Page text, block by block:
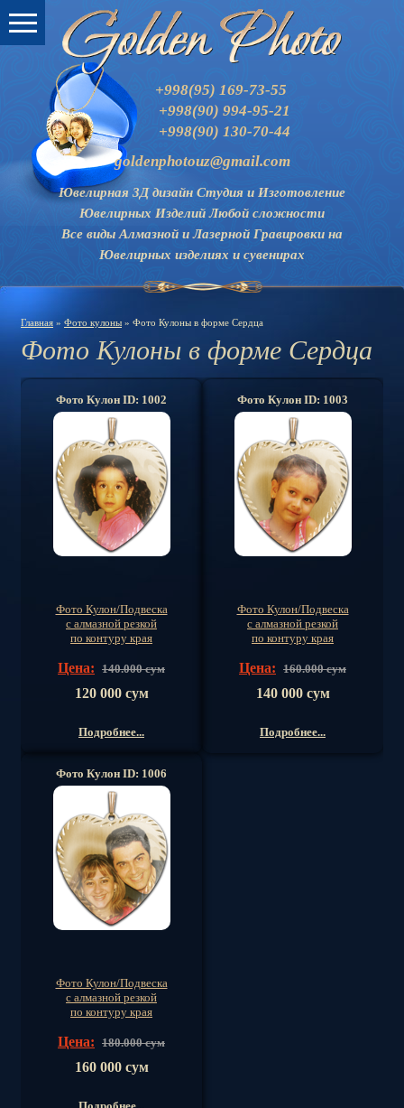
Ювелирная 3Д дизайн Студия и Изготовление
Ювелирных Изделий Любой сложности
Все виды Алмазной и Лазерной Гравировки на
Ювелирных изделиях и сувенирах
+998(95) 169-73-55
+998(90) 994-95-21
+998(90) 130-70-44
goldenphotouz@gmail.com
Главная » Фото кулоны » Фото Кулоны в форме Сердца
Фото Кулоны в форме Сердца
Фото Кулон ID: 1002
Фото Кулон/Подвеска
с алмазной резкой
по контуру края
Цена: 140.000 сум
120 000 сум
Подробнее...
Фото Кулон ID: 1003
Фото Кулон/Подвеска
с алмазной резкой
по контуру края
Цена: 160.000 сум
140 000 сум
Подробнее...
Фото Кулон ID: 1006
Фото Кулон/Подвеска
с алмазной резкой
по контуру края
Цена: 180.000 сум
160 000 сум